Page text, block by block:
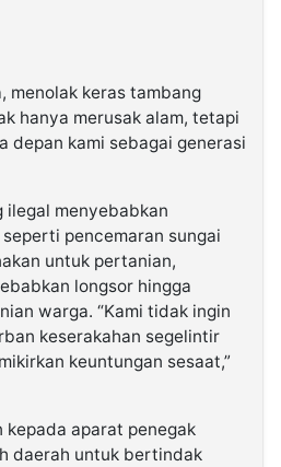
menolak keras tambang
hanya merusak alam, tetapi
depan kami sebagai generasi
ilegal menyebabkan
pencemaran sungai
untuk pertanian,
longsor hingga
warga. “Kami tidak ingin
keserakahan segelintir
keuntungan sesaat,”
kepada aparat penegak
daerah untuk bertindak